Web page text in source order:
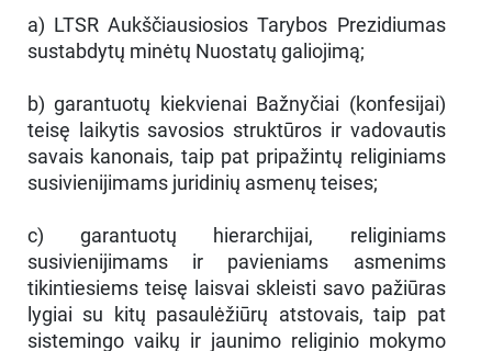
a) LTSR Aukščiausiosios Tarybos Prezidiumas
sustabdytų minėtų Nuostatų galiojimą;
b) garantuotų kiekvienai Bažnyčiai (konfesijai)
teisę laikytis savosios struktūros ir vadovautis
savais kanonais, taip pat pripažintų religiniams
susivienijimams juridinių asmenų teises;
c) garantuotų hierarchijai, religiniams
susivienijimams ir pavieniams asmenims
tikintiesiems teisę laisvai skleisti savo pažiūras
lygiai su kitų pasaulėžiūrų atstovais, taip pat
sistemingo vaikų ir jaunimo religinio mokymo